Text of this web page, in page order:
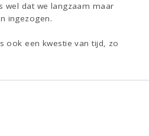
wel dat we langzaam maar
ingezogen.
ook een kwestie van tijd, zo